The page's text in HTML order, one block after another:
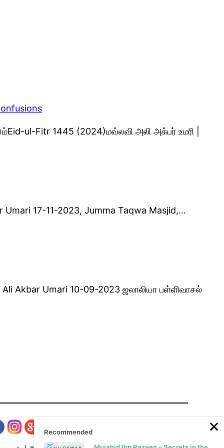
ul-Fitr 1445 (2024)மவ்லவி அலி அக்பர் உமரி |
Umari 17-11-2023, Jumma Taqwa Masjid,…
Akbar Umari 10-09-2023 ஜலாலியா பள்ளிவாசல்
Recommended